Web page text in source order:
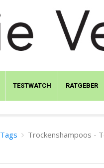
TESTWATCH RATGEBER
Tags
Trockenshampoos -